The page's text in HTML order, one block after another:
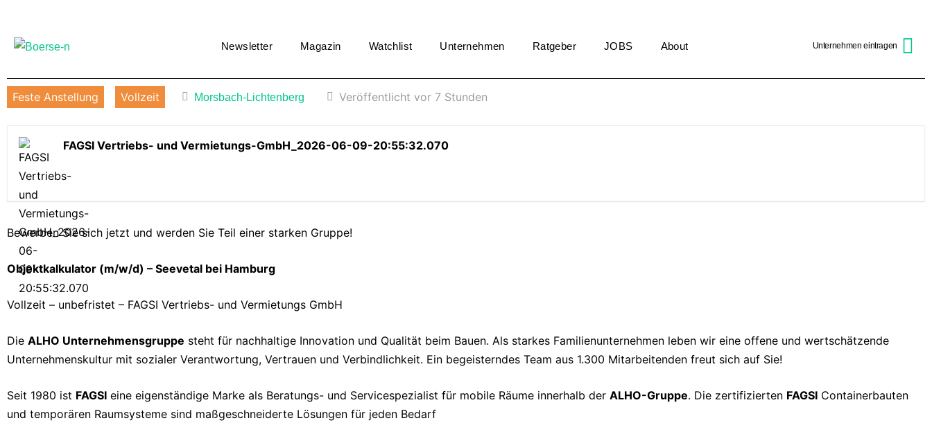
Newsletter Magazin Watchlist Unternehmen Ratgeber JOBS About Unternehmen eintragen
Feste Anstellung Vollzeit Morsbach-Lichtenberg Veröffentlicht vor 7 Stunden
FAGSI Vertriebs- und Vermietungs-GmbH_2026-06-09-20:55:32.070
Bewerben Sie sich jetzt und werden Sie Teil einer starken Gruppe!
Objektkalkulator (m/w/d) – Seevetal bei Hamburg
Vollzeit – unbefristet – FAGSI Vertriebs- und Vermietungs GmbH
Die ALHO Unternehmensgruppe steht für nachhaltige Innovation und Qualität beim Bauen. Als starkes Familienunternehmen leben wir eine offene und wertschätzende
Unternehmenskultur mit sozialer Verantwortung, Vertrauen und Verbindlichkeit. Ein begeisterndes Team aus 1.300 Mitarbeitenden freut sich auf Sie!
Seit 1980 ist FAGSI eine eigenständige Marke als Beratungs- und Servicespezialist für mobile Räume innerhalb der ALHO-Gruppe. Die zertifizierten FAGSI Containerbauten
und temporären Raumsysteme sind maßgeschneiderte Lösungen für jeden Bedarf